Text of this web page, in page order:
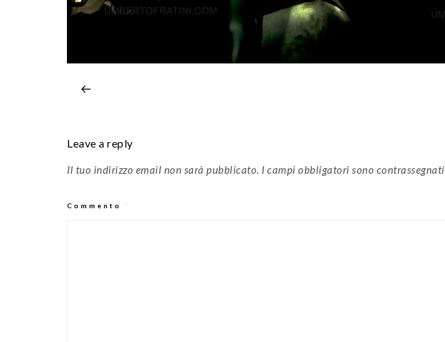
Leave a reply
Il tuo indirizzo email non sarà pubblicato. I campi obbligatori sono contrassegnati
Commento *